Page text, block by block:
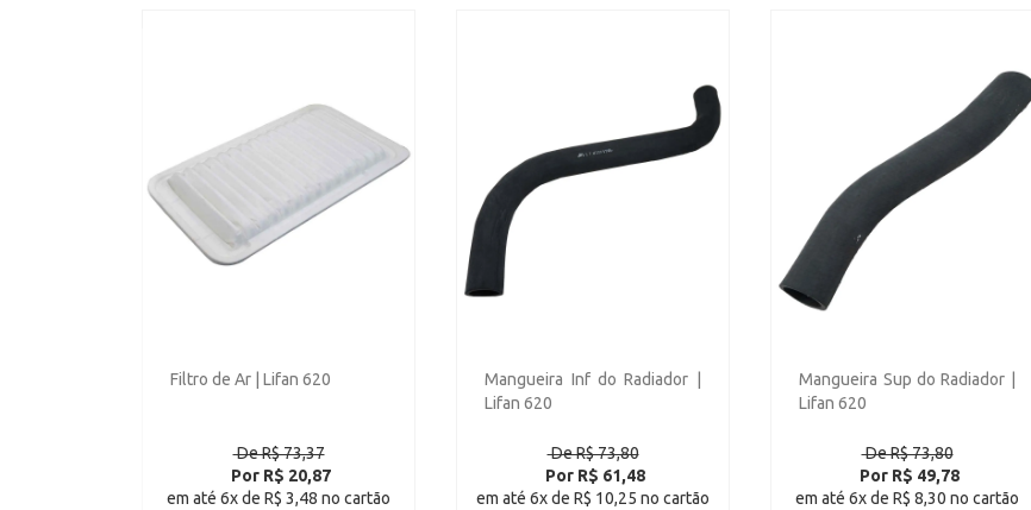
Filtro de Ar | Lifan 620
De R$ 73,37
Por R$ 20,87
em até 6x de R$ 3,48 no cartão
Mangueira Inf do Radiador |
Lifan 620
De R$ 73,80
Por R$ 61,48
em até 6x de R$ 10,25 no cartão
Mangueira Sup do Radiador |
Lifan 620
De R$ 73,80
Por R$ 49,78
em até 6x de R$ 8,30 no cartão